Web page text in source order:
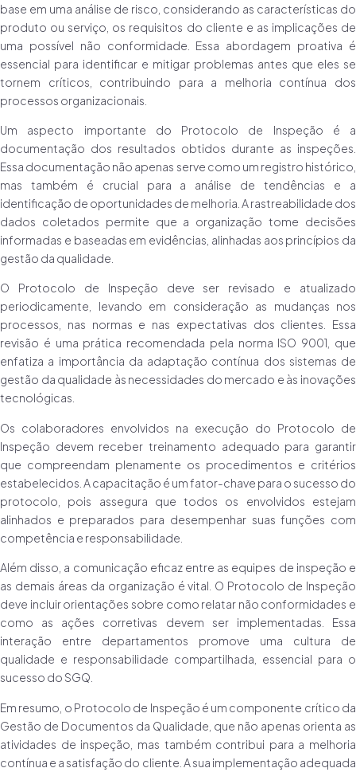
base em uma análise de risco, considerando as características do
produto ou serviço, os requisitos do cliente e as implicações de
uma possível não conformidade. Essa abordagem proativa é
essencial para identificar e mitigar problemas antes que eles se
tornem críticos, contribuindo para a melhoria contínua dos
processos organizacionais.
Um aspecto importante do Protocolo de Inspeção é a
documentação dos resultados obtidos durante as inspeções.
Essa documentação não apenas serve como um registro histórico,
mas também é crucial para a análise de tendências e a
identificação de oportunidades de melhoria. A rastreabilidade dos
dados coletados permite que a organização tome decisões
informadas e baseadas em evidências, alinhadas aos princípios da
gestão da qualidade.
O Protocolo de Inspeção deve ser revisado e atualizado
periodicamente, levando em consideração as mudanças nos
processos, nas normas e nas expectativas dos clientes. Essa
revisão é uma prática recomendada pela norma ISO 9001, que
enfatiza a importância da adaptação contínua dos sistemas de
gestão da qualidade às necessidades do mercado e às inovações
tecnológicas.
Os colaboradores envolvidos na execução do Protocolo de
Inspeção devem receber treinamento adequado para garantir
que compreendam plenamente os procedimentos e critérios
estabelecidos. A capacitação é um fator-chave para o sucesso do
protocolo, pois assegura que todos os envolvidos estejam
alinhados e preparados para desempenhar suas funções com
competência e responsabilidade.
Além disso, a comunicação eficaz entre as equipes de inspeção e
as demais áreas da organização é vital. O Protocolo de Inspeção
deve incluir orientações sobre como relatar não conformidades e
como as ações corretivas devem ser implementadas. Essa
interação entre departamentos promove uma cultura de
qualidade e responsabilidade compartilhada, essencial para o
sucesso do SGQ.
Em resumo, o Protocolo de Inspeção é um componente crítico da
Gestão de Documentos da Qualidade, que não apenas orienta as
atividades de inspeção, mas também contribui para a melhoria
contínua e a satisfação do cliente. A sua implementação adequada